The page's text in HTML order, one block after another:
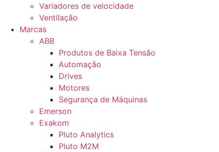
Variadores de velocidade
Ventilação
Marcas
ABB
Produtos de Baixa Tensão
Automação
Drives
Motores
Segurança de Máquinas
Emerson
Exakom
Pluto Analytics
Pluto M2M